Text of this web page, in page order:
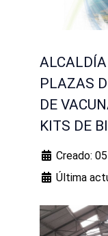
PLAZAS
DE
KITS DE
Creado:
Última